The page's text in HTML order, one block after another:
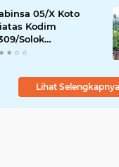
di Ratusan
05/X Koto
Kodim
Solok
Karya
Tani Bersama
Lihat Selengkapnya